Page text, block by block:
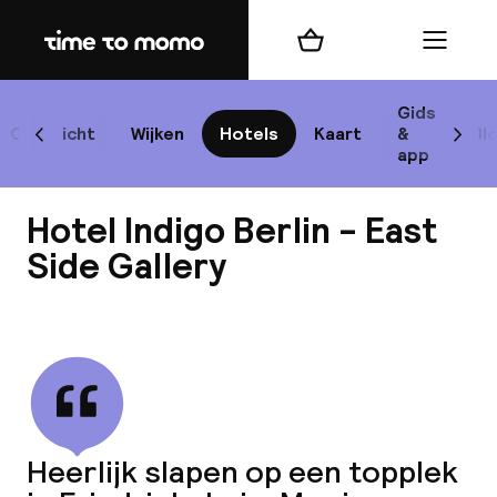
Home
Overzicht Wijken Hotels Kaart
Gids
&
app
Scroll naar links
Winkelmand Menu
Hotel Indigo Berlin - East
Side Gallery
Heerlijk slapen op een topplek